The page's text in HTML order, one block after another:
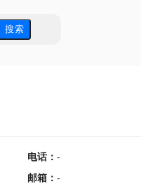
搜 索
电话： -
邮箱 ： -